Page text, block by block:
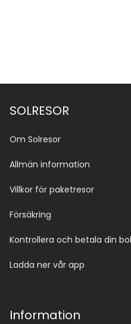
SOLRESOR
Om Solresor
Allmän information
Villkor för paketresor
Försäkring
Kontrollera och betala din
Ladda ner vår app
Information